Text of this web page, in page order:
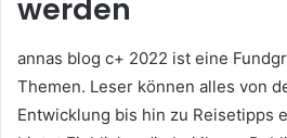
werden
annas blog c+ 2022 ist eine
Themen. Leser können alles von
Entwicklung bis hin zu Reisetipps